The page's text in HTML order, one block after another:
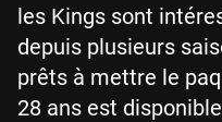
les Kings sont
depuis plusieurs
prêts à mettre le
28 ans est